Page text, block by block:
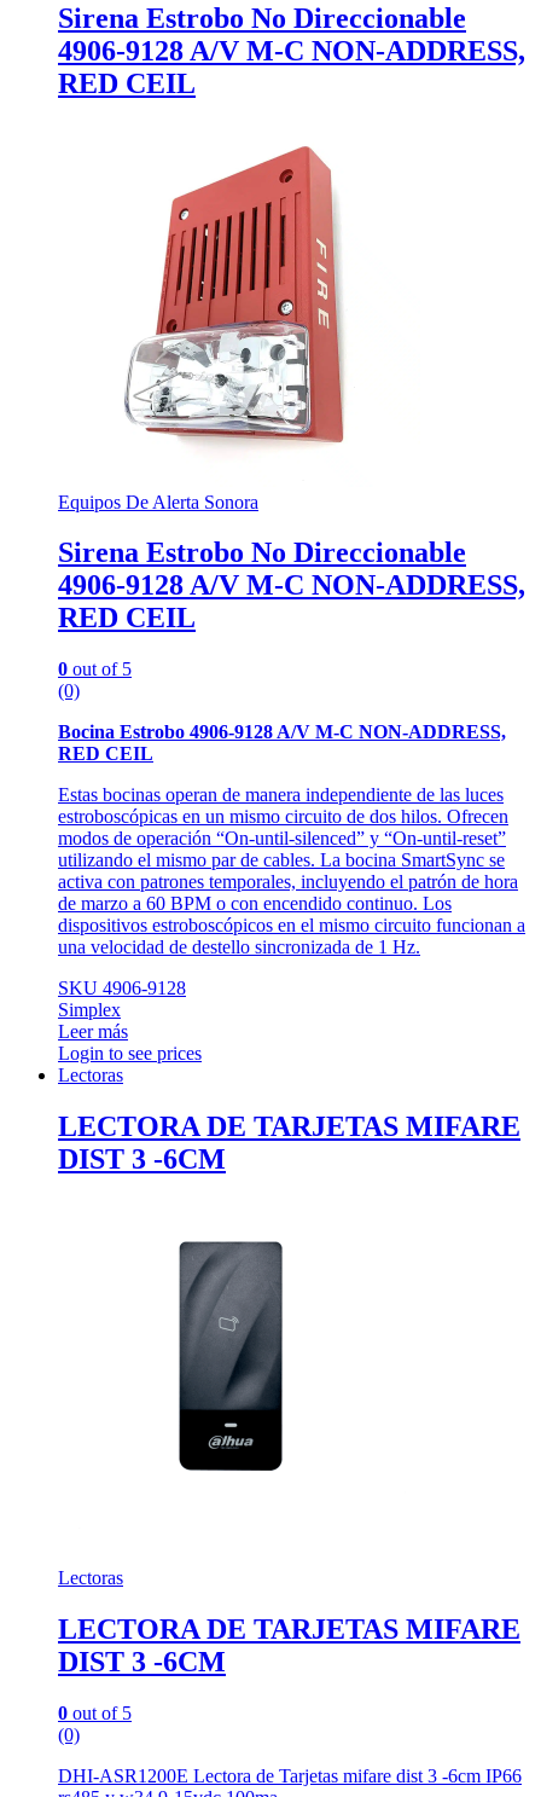
Sirena Estrobo No Direccionable
4906-9128 A/V M-C NON-ADDRESS,
RED CEIL
Equipos De Alerta Sonora
Sirena Estrobo No Direccionable
4906-9128 A/V M-C NON-ADDRESS,
RED CEIL
0 out of 5
(0)
Bocina Estrobo 4906-9128 A/V M-C NON-ADDRESS,
RED CEIL
Estas bocinas operan de manera independiente de las luces
estroboscópicas en un mismo circuito de dos hilos. Ofrecen
modos de operación “On-until-silenced” y “On-until-reset”
utilizando el mismo par de cables. La bocina SmartSync se
activa con patrones temporales, incluyendo el patrón de hora
de marzo a 60 BPM o con encendido continuo. Los
dispositivos estroboscópicos en el mismo circuito funcionan a
una velocidad de destello sincronizada de 1 Hz.
SKU 4906-9128
Simplex
Leer más
Login to see prices
Lectoras
LECTORA DE TARJETAS MIFARE
DIST 3 -6CM
Lectoras
LECTORA DE TARJETAS MIFARE
DIST 3 -6CM
0 out of 5
(0)
DHI-ASR1200E Lectora de Tarjetas mifare dist 3 -6cm IP66